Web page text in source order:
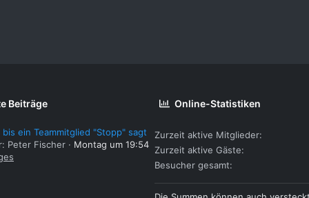
Beiträge
bis ein Teammitglied "Stopp" sagt
Peter Fischer
Montag um 19:54
Online-Statistiken
Zurzeit aktive Mitglieder
Zurzeit aktive Gäste
Besucher gesamt